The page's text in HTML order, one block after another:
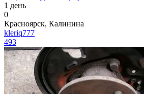
1 день
0
Красноярск, Калинина
kleriq777
493